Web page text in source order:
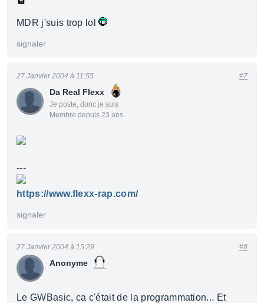
MDR j'suis trop lol
signaler
Da Real Flexx
Je poste, donc je suis
Membre depuis 23 ans
27 Janvier 2004 à 11:55 #7
---
https://www.flexx-rap.com/
signaler
Anonyme
27 Janvier 2004 à 15:29 #8
Le GWBasic, ca c'était de la programmation... Et